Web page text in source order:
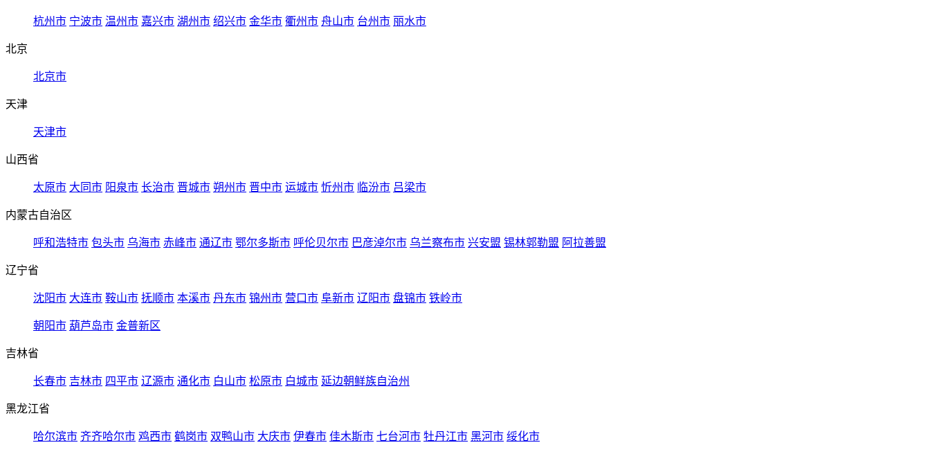
杭州市 宁波市 温州市 嘉兴市 湖州市 绍兴市 金华市 衢州市 舟山市 台州市 丽水市
北京
北京市
天津
天津市
山西省
太原市 大同市 阳泉市 长治市 晋城市 朔州市 晋中市 运城市 忻州市 临汾市 吕梁市
内蒙古自治区
呼和浩特市 包头市 乌海市 赤峰市 通辽市 鄂尔多斯市 呼伦贝尔市 巴彦淖尔市 乌兰察布市 兴安盟 锡林郭勒盟 阿拉善盟
辽宁省
沈阳市 大连市 鞍山市 抚顺市 本溪市 丹东市 锦州市 营口市 阜新市 辽阳市 盘锦市 铁岭市
朝阳市 葫芦岛市 金普新区
吉林省
长春市 吉林市 四平市 辽源市 通化市 白山市 松原市 白城市 延边朝鲜族自治州
黑龙江省
哈尔滨市 齐齐哈尔市 鸡西市 鹤岗市 双鸭山市 大庆市 伊春市 佳木斯市 七台河市 牡丹江市 黑河市 绥化市